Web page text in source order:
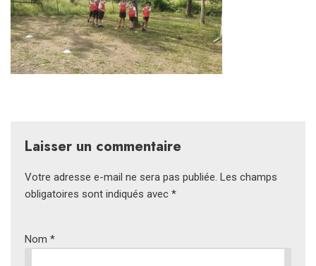
Laisser un commentaire
Votre adresse e-mail ne sera pas publiée. Les champs
obligatoires sont indiqués avec *
Nom *